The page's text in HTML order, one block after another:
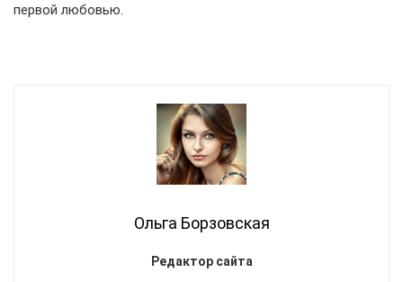
первой любовью.
Ольга Борзовская
Редактор сайта